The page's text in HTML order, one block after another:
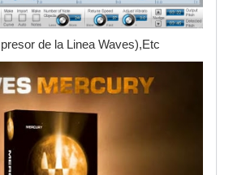
de la Linea Waves),Etc